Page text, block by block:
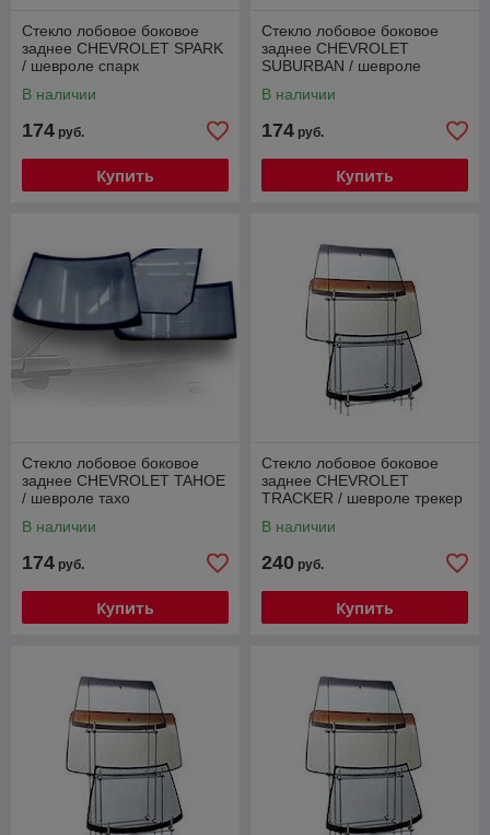
Стекло лобовое боковое
заднее CHEVROLET SPARK
/ шевроле спарк
В наличии
174 руб.
Купить
Стекло лобовое боковое
заднее CHEVROLET
SUBURBAN / шевроле
В наличии
174 руб.
Купить
Стекло лобовое боковое
заднее CHEVROLET TAHOE
/ шевроле тахо
В наличии
174 руб.
Купить
Стекло лобовое боковое
заднее CHEVROLET
TRACKER / шевроле трекер
В наличии
240 руб.
Купить